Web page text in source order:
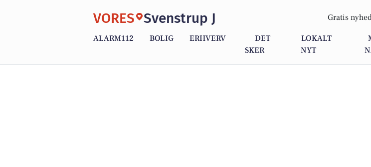
VORES Svenstrup J Gratis
ALARM112 BOLIG ERHVERV
DET
SKER
LOKALT
NYT